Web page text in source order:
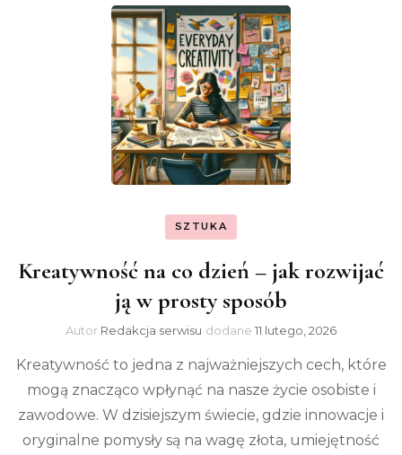
SZTUKA
Kreatywność na co dzień – jak rozwijać
ją w prosty sposób
Autor Redakcja serwisu dodane 11 lutego, 2026
Kreatywność to jedna z najważniejszych cech, które
mogą znacząco wpłynąć na nasze życie osobiste i
zawodowe. W dzisiejszym świecie, gdzie innowacje i
oryginalne pomysły są na wagę złota, umiejętność